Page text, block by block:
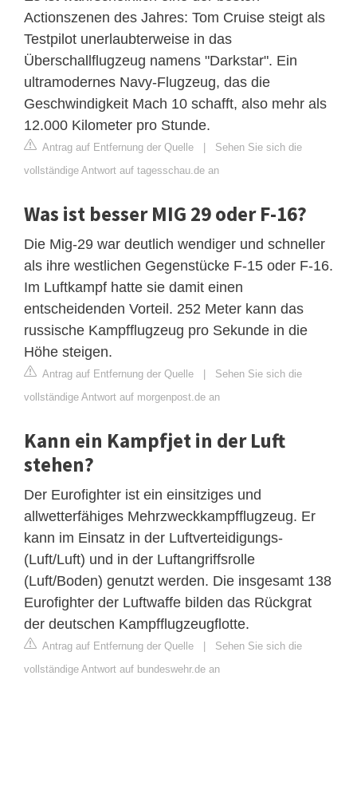
Actionszenen des Jahres: Tom Cruise steigt als
Testpilot unerlaubterweise in das
Überschallflugzeug namens "Darkstar". Ein
ultramodernes Navy-Flugzeug, das die
Geschwindigkeit Mach 10 schafft, also mehr als
12.000 Kilometer pro Stunde.
Antrag auf Entfernung der Quelle | Sehen Sie sich die
vollständige Antwort auf tagesschau.de an
Was ist besser MIG 29 oder F-16?
Die Mig-29 war deutlich wendiger und schneller
als ihre westlichen Gegenstücke F-15 oder F-16.
Im Luftkampf hatte sie damit einen
entscheidenden Vorteil. 252 Meter kann das
russische Kampfflugzeug pro Sekunde in die
Höhe steigen.
Antrag auf Entfernung der Quelle | Sehen Sie sich die
vollständige Antwort auf morgenpost.de an
Kann ein Kampfjet in der Luft
stehen?
Der Eurofighter ist ein einsitziges und
allwetterfähiges Mehrzweckkampfflugzeug. Er
kann im Einsatz in der Luftverteidigungs-
(Luft/Luft) und in der Luftangriffsrolle
(Luft/Boden) genutzt werden. Die insgesamt 138
Eurofighter der Luftwaffe bilden das Rückgrat
der deutschen Kampfflugzeugflotte.
Antrag auf Entfernung der Quelle | Sehen Sie sich die
vollständige Antwort auf bundeswehr.de an